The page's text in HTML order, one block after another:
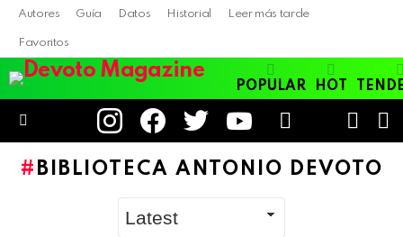
Autores Guía Datos Historial Leer más tarde
Favoritos
POPULAR HOT
instagramfacebooktwitter youtube
SKIN
BIBLIOTECA ANTONIO DEVOTO